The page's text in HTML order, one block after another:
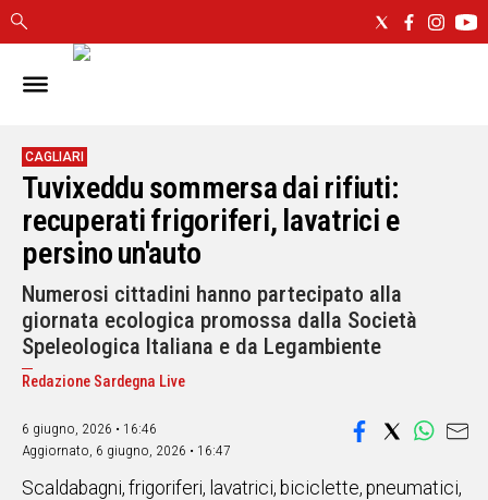
IN
CAGLIARI
SASSARI
NUORO
ORISTANO
SULCIS
GALLURA
OGLIASTRA
MEDIO
CAMPIDANO
ALTRE
NOTIZIE
POLITICA
CAGLIARI
Tuvixeddu sommersa dai rifiuti:
recuperati frigoriferi, lavatrici e
persino un'auto
Numerosi cittadini hanno partecipato alla
giornata ecologica promossa dalla Società
Speleologica Italiana e da Legambiente
Redazione Sardegna Live
6 giugno, 2026 • 16:46
Aggiornato, 6 giugno, 2026 • 16:47
Scaldabagni, frigoriferi, lavatrici, biciclette, pneumatici,